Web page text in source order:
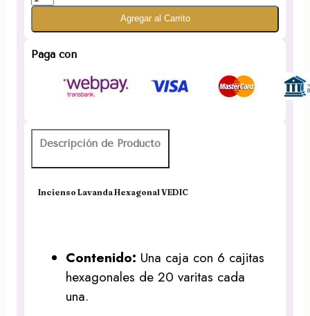
Lavanda
cantidad
Agregar al Carrito
Paga con
Descripción de Producto
Incienso Lavanda Hexagonal VEDIC
Contenido: Una caja con 6 cajitas
hexagonales de 20 varitas cada
una.